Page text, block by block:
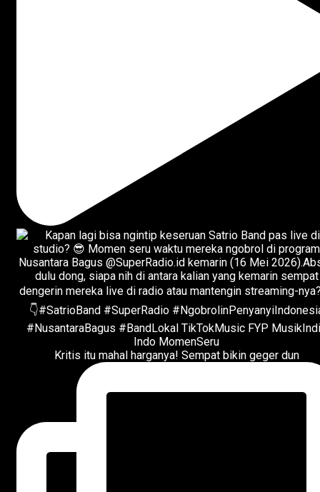
Kritis itu mahal harganya! Sempat bikin geger dun